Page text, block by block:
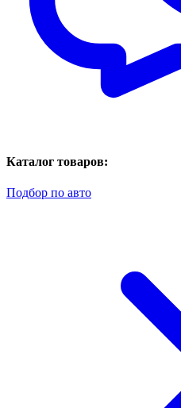
Каталог товаров:
Подбор по авто